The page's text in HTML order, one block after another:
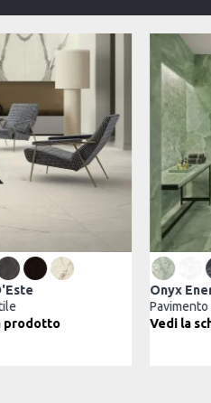
Vanity Cotto D'Este
Vedi la scheda prodotto